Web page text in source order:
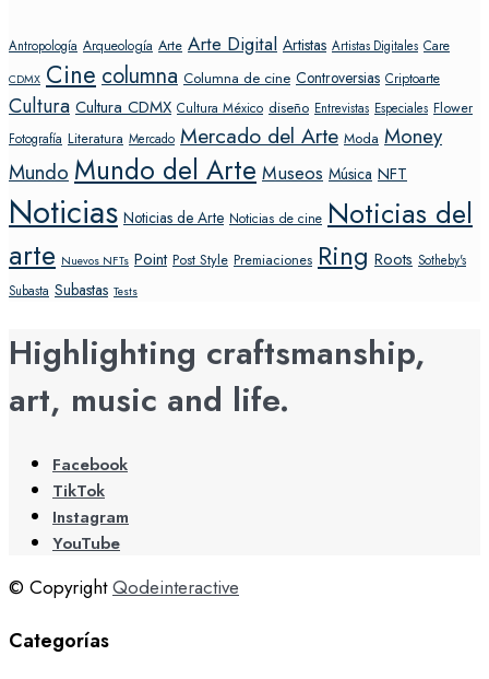
Antropología Arqueología Arte Arte Digital Artistas Artistas Digitales Care
CDMX Cine columna Columna de cine Controversias Criptoarte
Cultura Cultura CDMX Cultura México diseño Entrevistas Especiales Flower
Fotografía Literatura Mercado Mercado del Arte Moda Money
Mundo Mundo del Arte Museos Música NFT
Noticias Noticias de Arte Noticias de cine Noticias del
arte Nuevos NFTs Point Post Style Premiaciones Ring Roots Sotheby's
Subasta Subastas Tests
Highlighting craftsmanship,
art, music and life.
Facebook
TikTok
Instagram
YouTube
© CopyrightQodeinteractive
Categorías